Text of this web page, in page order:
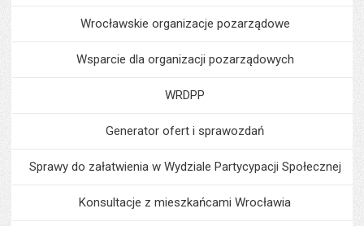
Wrocławskie organizacje pozarządowe
Wsparcie dla organizacji pozarządowych
WRDPP
Generator ofert i sprawozdań
Sprawy do załatwienia w Wydziale Partycypacji Społecznej
Konsultacje z mieszkańcami Wrocławia